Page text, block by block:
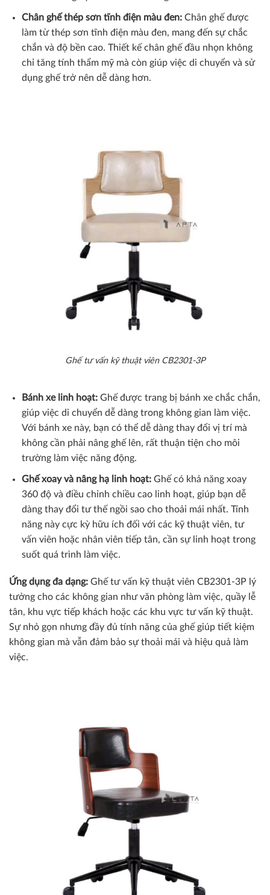
Chân ghế thép sơn tĩnh điện màu đen:Chân ghế được
làm từ thép sơn tĩnh điện màu đen, mang đến sự chắc
chắn và độ bền cao. Thiết kế chân ghế đầu nhọn không
chỉ tăng tính thẩm mỹ mà còn giúp việc di chuyển và sử
dụng ghế trở nên dễ dàng hơn.
Ghế tư vấn kỹ thuật viên CB2301-3P
Bánh xe linh hoạt:Ghế được trang bị bánh xe chắc chắn,
giúp việc di chuyển dễ dàng trong không gian làm việc.
Với bánh xe này, bạn có thể dễ dàng thay đổi vị trí mà
không cần phải nâng ghế lên, rất thuận tiện cho môi
trường làm việc năng động.
Ghế xoay và nâng hạ linh hoạt:Ghế có khả năng xoay
360 độ và điều chỉnh chiều cao linh hoạt, giúp bạn dễ
dàng thay đổi tư thế ngồi sao cho thoải mái nhất. Tính
năng này cực kỳ hữu ích đối với các kỹ thuật viên, tư
vấn viên hoặc nhân viên tiếp tân, cần sự linh hoạt trong
suốt quá trình làm việc.
Ứng dụng đa dạng: Ghế tư vấn kỹ thuật viên CB2301-3P lý
tưởng cho các không gian như văn phòng làm việc, quầy lễ
tân, khu vực tiếp khách hoặc các khu vực tư vấn kỹ thuật.
Sự nhỏ gọn nhưng đầy đủ tính năng của ghế giúp tiết kiệm
không gian mà vẫn đảm bảo sự thoải mái và hiệu quả làm
việc.